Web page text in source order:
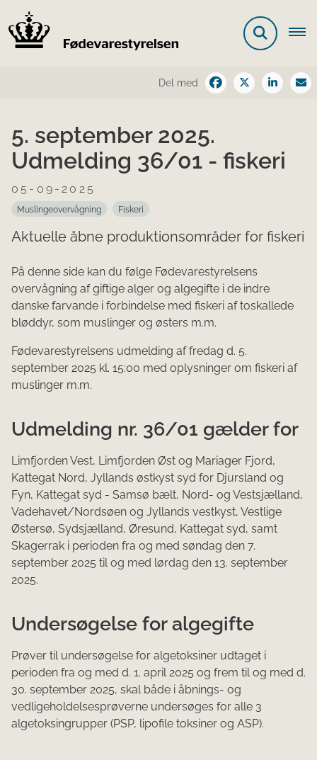
Del med
5. september 2025.
Udmelding 36/01 - fiskeri
05-09-2025
Muslingeovervågning Fiskeri
Aktuelle åbne produktionsområder for fiskeri
På denne side kan du følge Fødevarestyrelsens
overvågning af giftige alger og algegifte i de indre
danske farvande i forbindelse med fiskeri af toskallede
bløddyr, som muslinger og østers m.m.
Fødevarestyrelsens udmelding af fredag d. 5.
september 2025 kl. 15:00 med oplysninger om fiskeri af
muslinger m.m.
Udmelding nr. 36/01 gælder for
Limfjorden Vest, Limfjorden Øst og Mariager Fjord,
Kattegat Nord, Jyllands østkyst syd for Djursland og
Fyn, Kattegat syd - Samsø bælt, Nord- og Vestsjælland,
Vadehavet/Nordsøen og Jyllands vestkyst, Vestlige
Østersø, Sydsjælland, Øresund, Kattegat syd, samt
Skagerrak i perioden fra og med søndag den 7.
september 2025 til og med lørdag den 13. september
2025.
Undersøgelse for algegifte
Prøver til undersøgelse for algetoksiner udtaget i
perioden fra og med d. 1. april 2025 og frem til og med d.
30. september 2025, skal både i åbnings- og
vedligeholdelsesprøverne undersøges for alle 3
algetoksingrupper (PSP, lipofile toksiner og ASP).